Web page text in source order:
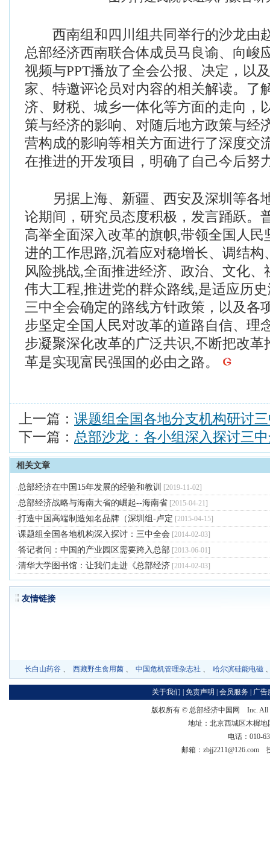
西南组和四川组共同举行的沙龙由
总部经济西南联合体成员马良谕、向峻
视频与PPT播放了全会公报、决定，以
家、特邀评论员对内容的相关解读。了
济、财税、城乡一体化等方面的走向，
策与经济的影响、对随后地方政策与经
营构成的影响等相关方面进行了深度交
在推进的开发项目，明确了自己今后努
另据上海、新疆、西安及深圳等各
论期间，研究员态度积极，发言踊跃。
高举全面深入改革的旗帜,带领全国人
进的工作思路,沉着应对稳增长、调结构
风险挑战,全面推进经济、政治、文化
伟大工程,推进党的群众路线,是适应历
三中全会确定的路线方针政策，以及各
步坚定全国人民对改革的道路自信、理
步凝聚深化改革的广泛共识,不断把改
革是实现富民强国的必由之路。
上一篇： 课题组全国各地分支机构研讨
下一篇： 总部沙龙：各小组深入探讨三
相关文章
·总部经济在中国15年发展的经验和教训 [2019-11-02]
·总部经济战略与海南大省的崛起--海南省 [2015-04-21]
·打造中国高端制造知名品牌（深圳组-卢定 [2015-04-15]
·课题组全国各地机构深入探讨：三中全会 [2014-02-03]
·答记者问：中国的产业园区需要跨入总部 [2013-06-01]
·清华大学图书馆：让我们走进《总部经济 [2014-02-03]
友情链
长白山药谷 、 西藏野生食用菌 、 中国危机管理杂志社 、 哈尔滨硅能电磁
关于我们 免责声明 会员服务 广告
版权所有 © 总部经济中国网
Inc. All
地址：北京西城区木樨
电话：010-
邮箱：zbjj2211@126.com